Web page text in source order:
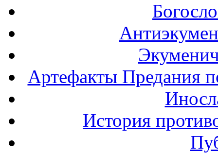
Артефакты Предания
История